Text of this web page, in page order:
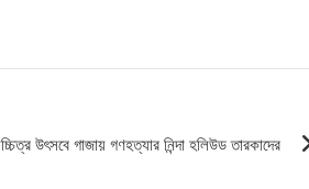
উৎসবে গাজায় গণহত্যার নিন্দা হলিউড তারকাদের